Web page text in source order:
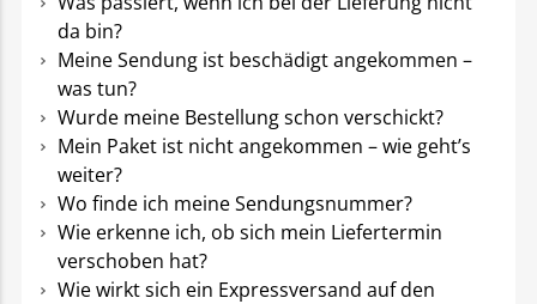
da bin?
Meine Sendung ist beschädigt angekommen –
was tun?
Wurde meine Bestellung schon verschickt?
Mein Paket ist nicht angekommen – wie geht’s
weiter?
Wo finde ich meine Sendungsnummer?
Wie erkenne ich, ob sich mein Liefertermin
verschoben hat?
Wie wirkt sich ein Expressversand auf den